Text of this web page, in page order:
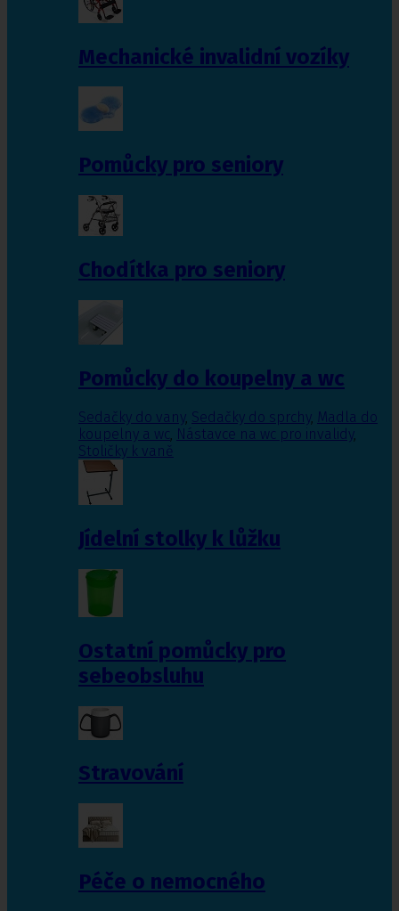
Mechanické invalidní vozíky
Pomůcky pro seniory
Chodítka pro seniory
Pomůcky do koupelny a wc
Sedačky do vany, Sedačky do sprchy, Madla do
koupelny a wc, Nástavce na wc pro invalidy,
Stoličky k vaně
Jídelní stolky k lůžku
Ostatní pomůcky pro
sebeobsluhu
Stravování
Péče o nemocného